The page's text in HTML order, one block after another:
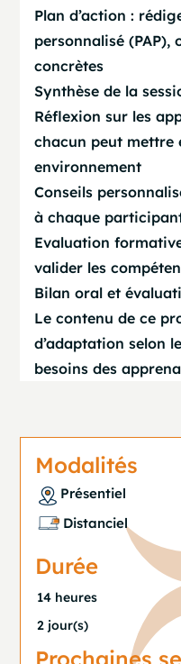
Plan d’action :
personnalisé
concrètes
Synthèse de la
Réflexion sur les
chacun peut mettre
environnement
Conseils
à chaque
Evaluation
valider les
Bilan oral et
Le contenu de ce
d’adaptation selon
besoins des
Modalités
Présentiel
Distanciel
Durée
14 heures
2 jour(s)
Prochaines